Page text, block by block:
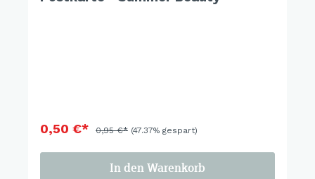
0,50 €* 0,95 €* (47.37% gespart)
In den Warenkorb